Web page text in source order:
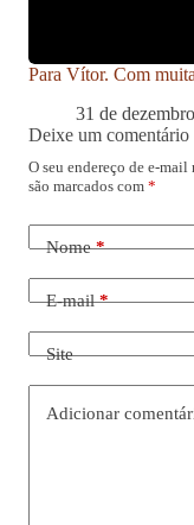
Para Vítor. Com
31 de
Deixe um comentário
O seu endereço de e-mail
são marcados com *
Nome*
E-mail*
Site
Adicionar